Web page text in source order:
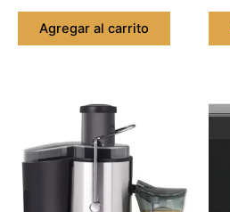
Agregar al carrito